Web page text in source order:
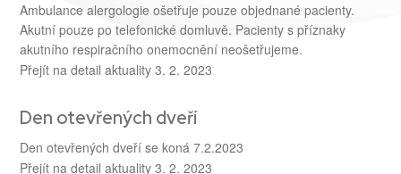
Ambulance alergologie ošetřuje pouze objednané pacienty.
Akutní pouze po telefonické domluvě. Pacienty s příznaky
akutního respiračního onemocnění neošetřujeme.
Přejít na detail aktuality 3. 2. 2023
Den otevřených dveří
Den otevřených dveří se koná 7.2.2023
Přejít na detail aktuality 3. 2. 2023